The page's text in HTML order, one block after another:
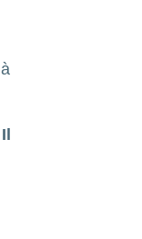
à
Il